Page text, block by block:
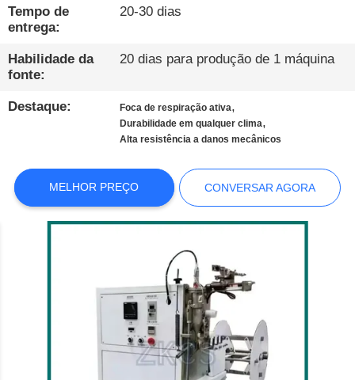
CONTATE-
NOS
BLOGUE
POLÍTICA
Tempo de
entrega:
20-30 dias
Habilidade da
fonte:
20 dias para produção de 1 máquina
Destaque: Foca de respiração ativa,
Durabilidade em qualquer clima,
Alta resistência a danos mecânicos
MELHOR PREÇO CONVERSAR AGORA